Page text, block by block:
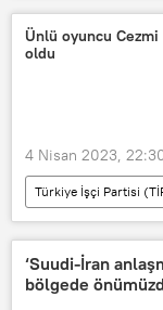
asbest
Ünlü oyuncu Cezmi
oldu
4 Nisan 2023,
Türkiye İşçi Partisi
Oyuncu
‘Suudi-İran
bölgede